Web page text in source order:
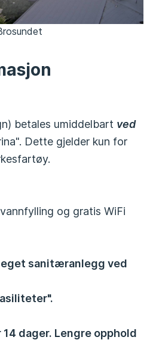
betales umiddelbart ved
Dette gjelder kun for
og gratis WiFi
eget sanitæranlegg ved
dager. Lengre opphold